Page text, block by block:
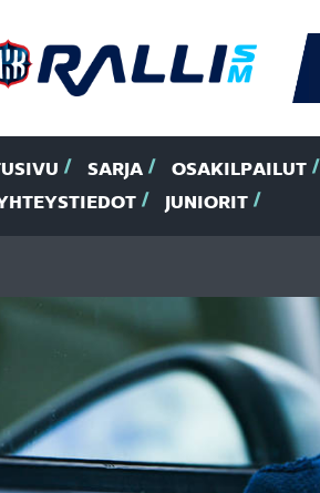
SARJA OSAKILPAILUT
JUNIORIT